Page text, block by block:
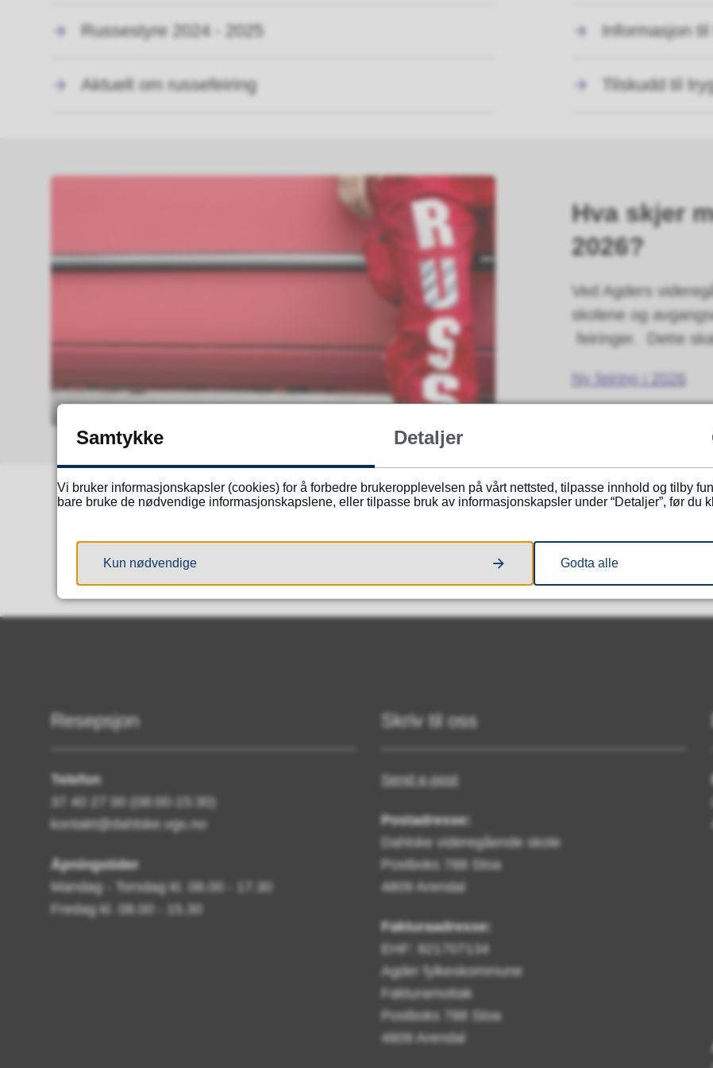
Russestyre 2024 - 2025 Informasjon
Aktuelt om russefeiring Tilskudd til
Hva skjer
2026?
Ved Agders
skolene og
feiringer. Dette
Ny feiring i 2026
Fant du det du lette etter?
Resepsjon
Telefon
37 40 27 00 (08:00-15:30)
kontakt@dahlske.vgs.no
Åpningstider
Mandag - Torsdag kl. 08.00 - 17.30
Fredag kl. 08.00 - 15.30
Skriv til oss
Send e-post
Postadresse:
Dahlske videregående skole
Postboks 788 Stoa
4809 Arendal
Fakturaadresse:
EHF: 921707134
Agder fylkeskommune
Fakturamottak
Postboks 788 Stoa
4809 Arendal
Samtykke Detaljer
Vi bruker informasjonskapsler (cookies) for å forbedre brukeropplevelsen på vårt nettsted, tilpasse innhold og tilby
bare bruke de nødvendige informasjonskapslene, eller tilpasse bruk av informasjonskapsler under “Detaljer”, før du
Kun nødvendige Godta alle